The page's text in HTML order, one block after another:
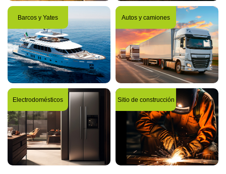
Barcos y Yates Autos y camiones
Electrodomésticos Sitio de construcción